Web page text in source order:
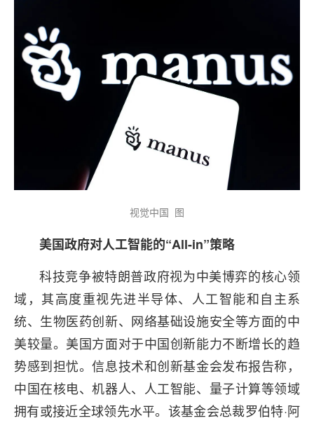
视觉中国 图
美国政府对人工智能的“All-in”策略
科技竞争被特朗普政府视为中美博弈的核心领
域，其高度重视先进半导体、人工智能和自主系
统、生物医药创新、网络基础设施安全等方面的中
美较量。美国方面对于中国创新能力不断增长的趋
势感到担忧。信息技术和创新基金会发布报告称，
中国在核电、机器人、人工智能、量子计算等领域
拥有或接近全球领先水平。该基金会总裁罗伯特·阿